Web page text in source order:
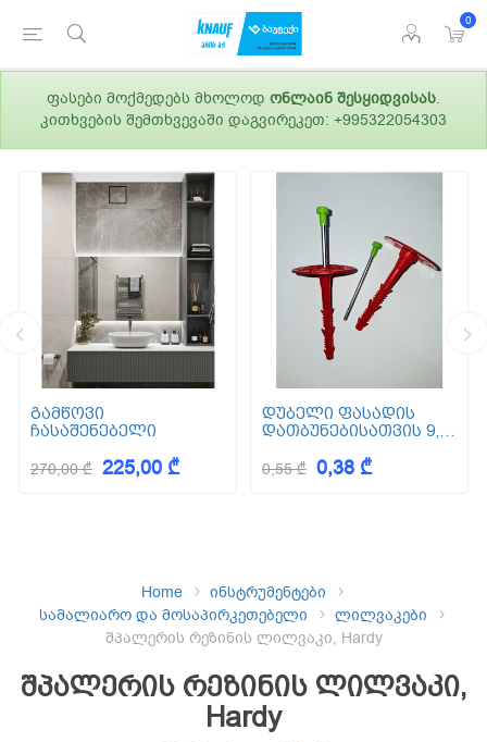
0
ფასები მოქმედებს მხოლოდ ონლაინ შესყიდვისას.
კითხვების შემთხვევაში დაგვირეკეთ: +995322054303
გამწოვი
ჩასაშენებელი
270,00 ₾ 225,00 ₾
დუბელი ფასადის
დათბუნებისათვის 9,5
0,55 ₾ 0,38 ₾
Home
ინსტრუმენტები
სამალიარო და მოსაპირკეთებელი
ლილვაკები
შპალერის რეზინის ლილვაკი, Hardy
შპალერის რეზინის ლილვაკი,
Hardy